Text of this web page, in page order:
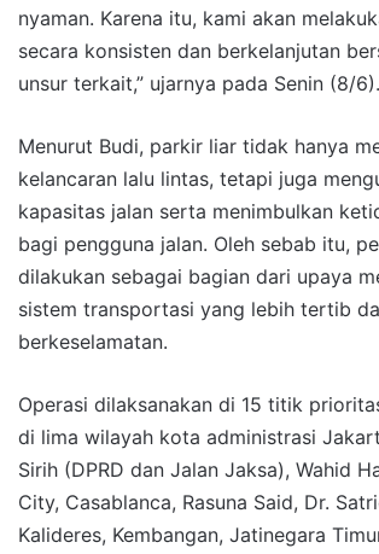
nyaman. Karena itu, kami akan
secara konsisten dan berkelanjutan
unsur terkait,” ujarnya pada Senin (8/6).
Menurut Budi, parkir liar tidak hanya
kelancaran lalu lintas, tetapi juga
kapasitas jalan serta menimbulkan
bagi pengguna jalan. Oleh sebab itu,
dilakukan sebagai bagian dari upaya
sistem transportasi yang lebih tertib
berkeselamatan.
Operasi dilaksanakan di 15 titik
di lima wilayah kota administrasi
Sirih (DPRD dan Jalan Jaksa), Wahid
City, Casablanca, Rasuna Said, Dr.
Kalideres, Kembangan, Jatinegara